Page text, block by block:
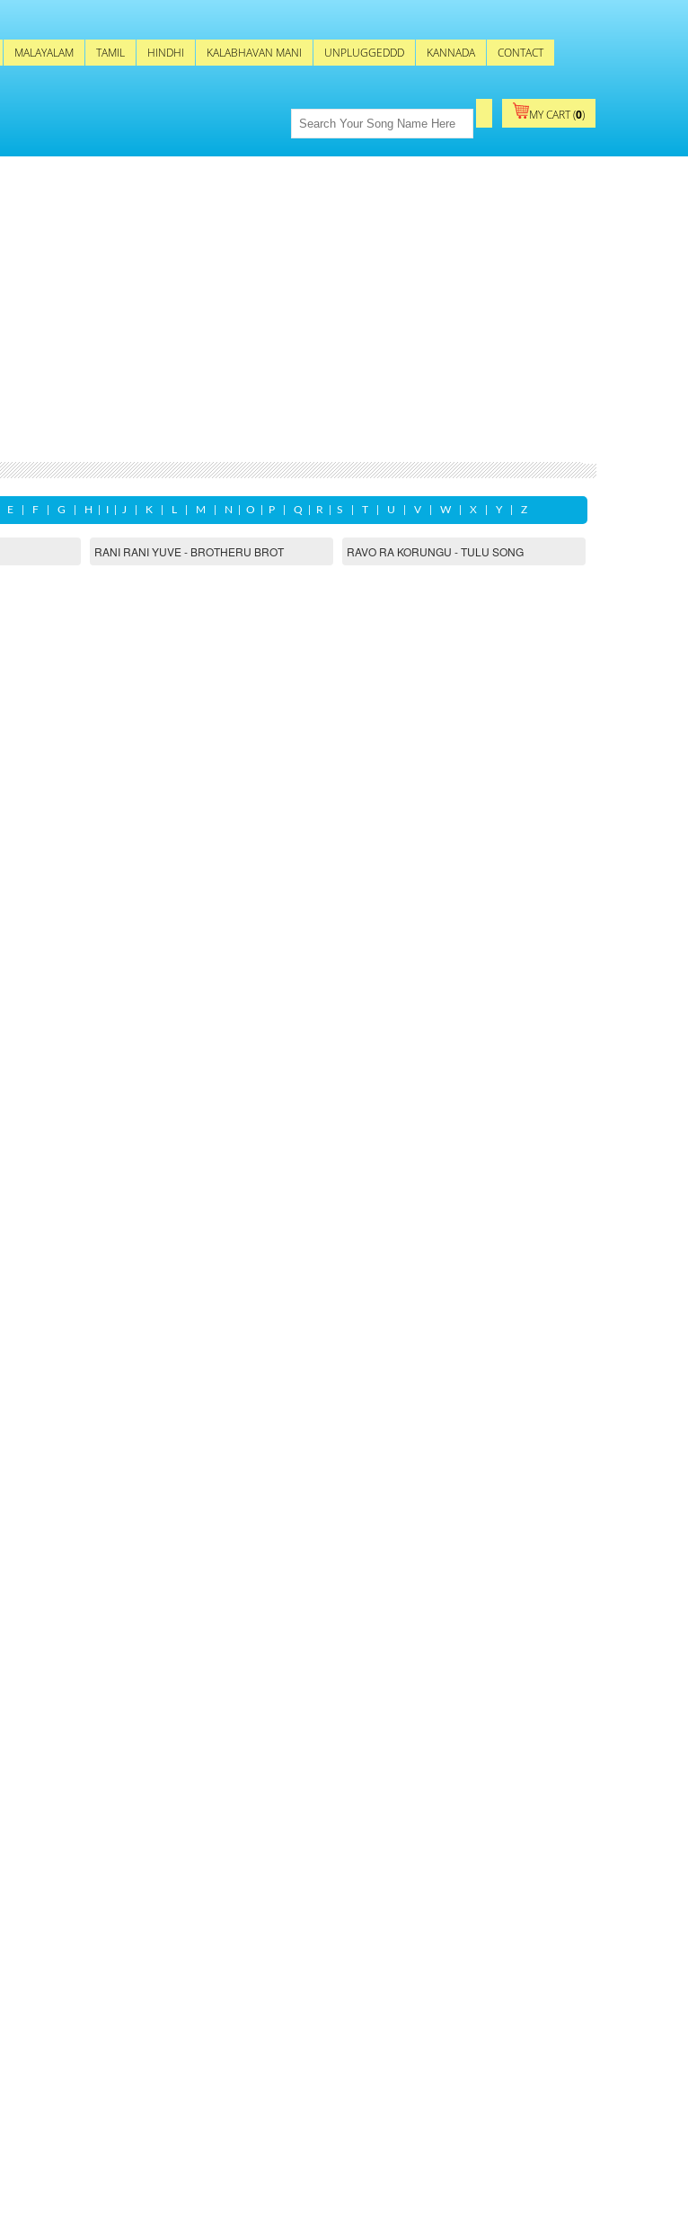
MALAYALAM TAMIL HINDHI KALABHAVAN MANI UNPLUGGEDDD KANNADA
CONTACT
MY CART (0)
E F G H I J K L M N O P Q R S T U V W X Y| Z
RANI RANI YUVE - BROTHERU BROT RAVO RA KORUNGU - TULU SONG